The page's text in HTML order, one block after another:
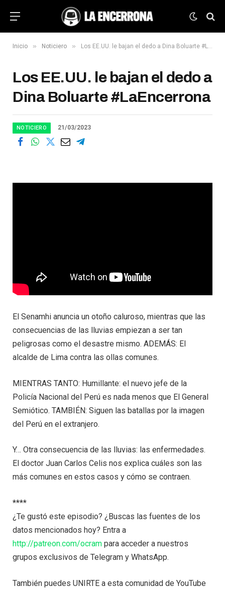
Inicio » Noticiero » Los EE.UU. le bajan el dedo a Dina Boluarte #LaEncerrona
Los EE.UU. le bajan el dedo a
Dina Boluarte #LaEncerrona
NOTICIERO 21/03/2023
El Senamhi anuncia un otoño caluroso, mientras que las
consecuencias de las lluvias empiezan a ser tan
peligrosas como el desastre mismo. ADEMÁS: El
alcalde de Lima contra las ollas comunes.
MIENTRAS TANTO: Humillante: el nuevo jefe de la
Policía Nacional del Perú es nada menos que El General
Semiótico. TAMBIÉN: Siguen las batallas por la imagen
del Perú en el extranjero.
Y… Otra consecuencia de las lluvias: las enfermedades.
El doctor Juan Carlos Celis nos explica cuáles son las
más comunes en estos casos y cómo se contraen.
****
¿Te gustó este episodio? ¿Buscas las fuentes de los
datos mencionados hoy? Entra a
http://patreon.com/ocram para acceder a nuestros
grupos exclusivos de Telegram y WhatsApp.
También puedes UNIRTE a esta comunidad de YouTube